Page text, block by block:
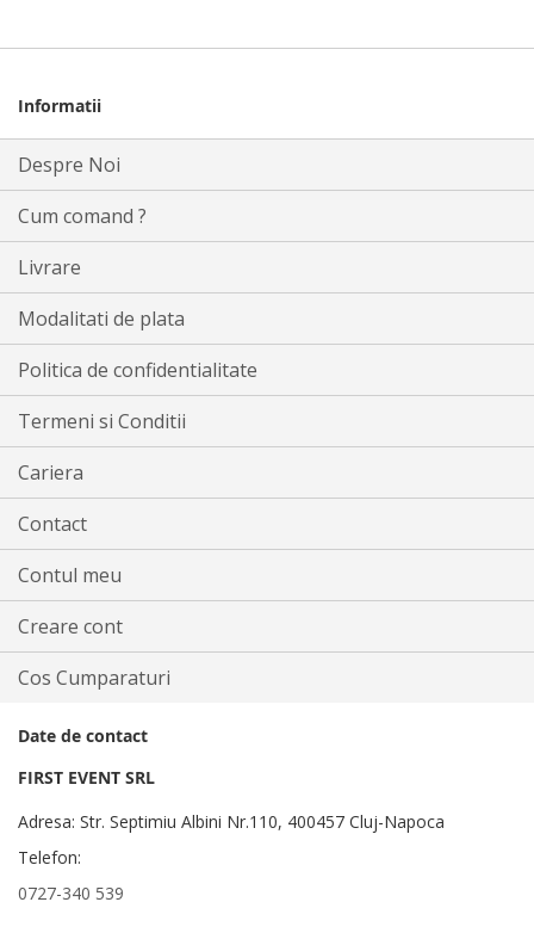
Informatii
Despre Noi
Cum comand ?
Livrare
Modalitati de plata
Politica de confidentialitate
Termeni si Conditii
Cariera
Contact
Contul meu
Creare cont
Cos Cumparaturi
Date de contact
FIRST EVENT SRL
Adresa: Str. Septimiu Albini Nr.110, 400457 Cluj-Napoca
Telefon:
0727-340 539